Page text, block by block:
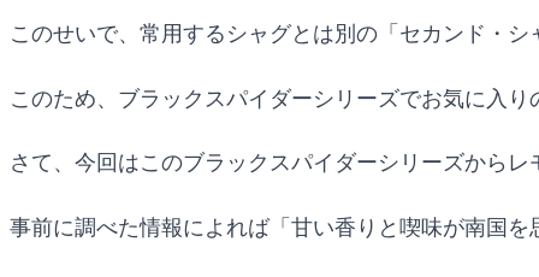
このせいで、常用するシャグとは別の「セカンド・
このため、ブラックスパイダーシリーズでお気に入
さて、今回はこのブラックスパイダーシリーズから
事前に調べた情報によれば「甘い香りと喫味が南国